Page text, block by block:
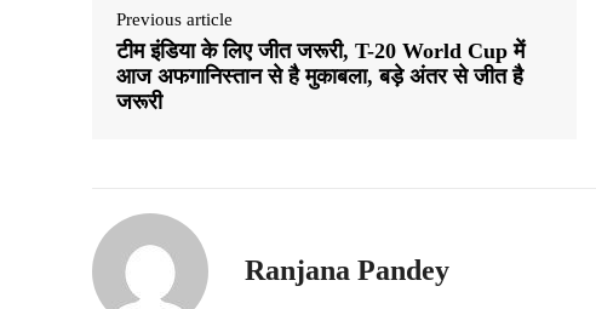
Previous article
टीम इंडिया के लिए जीत जरूरी, T-20 World Cup में
आज अफगानिस्तान से है मुकाबला, बड़े अंतर से जीत है
जरूरी
Ranjana Pandey